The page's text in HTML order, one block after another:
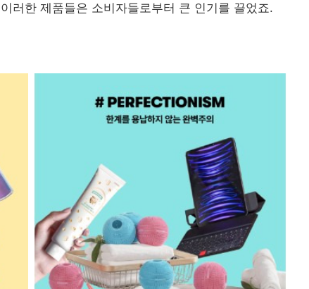
러한 제품들은 소비자들로부터 큰 인기를 끌었죠.